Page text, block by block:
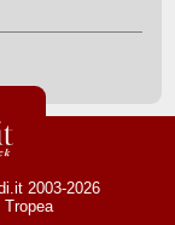
2003-2026